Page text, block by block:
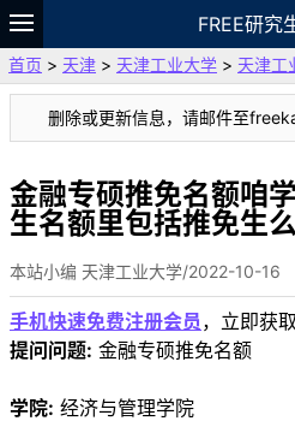
FREE研究
题库
故事 专题 APP
VIP
资料
首页 > 天津 > 天津工业大学 > 天津工
删除或更新信息，请邮件至
金融专硕推免名额咱
生名额里包括推免生
本站小编 天津工业大学/2022-10-16
手机快速免费注册会员 ，立即获
提问问题: 金融专硕推免名额
学院: 经济与管理学院